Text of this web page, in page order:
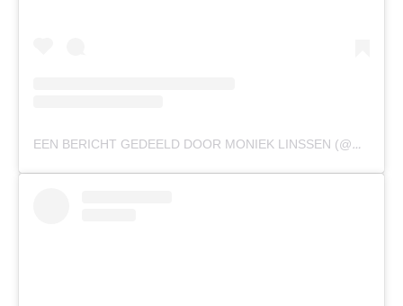
EEN BERICHT GEDEELD DOOR MONIEK LINSSEN (@MONIEKLINSSEN)